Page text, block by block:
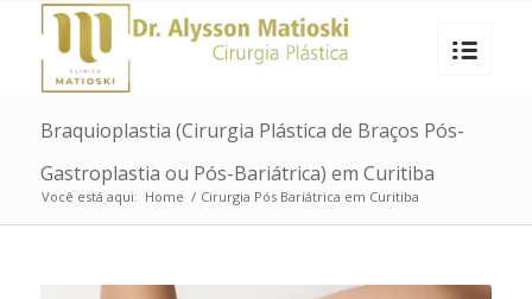
Braquioplastia (Cirurgia Plástica de Braços Pós-
Gastroplastia ou Pós-Bariátrica) em Curitiba
Você está aqui: Home / Cirurgia Pós Bariátrica em Curitiba